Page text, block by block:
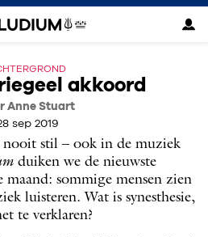
akkoord
Anne Stuart
sep 2019
nooit stil – ook in de muziek
duiken we de nieuwste
sommige mensen zien
luisteren. Wat is synesthesie,
te verklaren?